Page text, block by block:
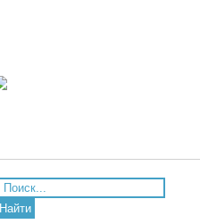
Найти